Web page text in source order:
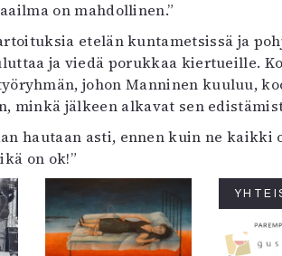
on mahdollinen.”
etelän kuntametsissä ja
ja viedä porukkaa kiertueille.
johon Manninen kuuluu,
minkä jälkeen alkavat sen
hautaan asti, ennen kuin ne kaikki
on ok!”